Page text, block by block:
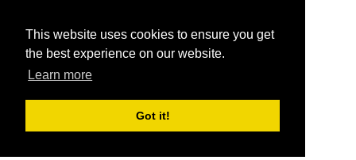
This website uses cookies to ensure you get
the best experience on our website.
Learn more
Got it!